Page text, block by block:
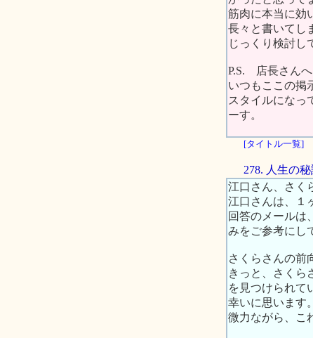
筋肉に本当に効
長々と書いてし
じっくり検討し
P.S. 店長さんへ
いつもここの掲
スタイルにな
ーす。
[タイトル一覧]
278. 人生の
江口さん、さく
江口さんは、１
回答のメールは
みをご参考にし
さくらさんの前
きっと、さくら
を見つけられて
幸いに思います。
微力ながら、こ